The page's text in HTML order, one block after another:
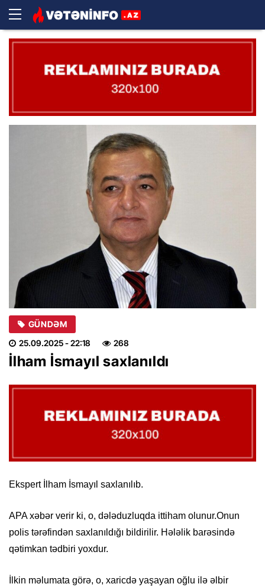
GÜNDƏM
25.09.2025- 22:18 268
İlham İsmayıl saxlanıldı
Ekspert İlham İsmayıl saxlanılıb.
APA xəbər verir ki, o, dələduzluqda ittiham olunur.Onun
polis tərəfindən saxlanıldığı bildirilir. Hələlik barəsində
qətimkan tədbiri yoxdur.
İlkin məlumata görə, o, xaricdə yaşayan oğlu ilə əlbir